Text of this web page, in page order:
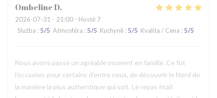
OmbelineD
2026-07-31 - 21:00 - Hosté 7
Služba : 5/5 Atmosféra : 5/5 Kuchyně : 5/5 Kvalita / Cena : 5/5
Nous avons passé un agréable moment en famille. Ce fut
l’occasion, pour certains d’entre nous, de découvrir le Nord de
la manière la plus authentique qui soit. Le repas était